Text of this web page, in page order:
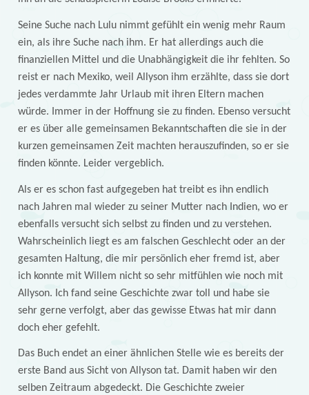
Seine Suche nach Lulu nimmt gefühlt ein wenig mehr Raum
ein, als ihre Suche nach ihm. Er hat allerdings auch die
finanziellen Mittel und die Unabhängigkeit die ihr fehlten. So
reist er nach Mexiko, weil Allyson ihm erzählte, dass sie dort
jedes verdammte Jahr Urlaub mit ihren Eltern machen
würde. Immer in der Hoffnung sie zu finden. Ebenso versucht
er es über alle gemeinsamen Bekanntschaften die sie in der
kurzen gemeinsamen Zeit machten herauszufinden, so er sie
finden könnte. Leider vergeblich.
Als er es schon fast aufgegeben hat treibt es ihn endlich
nach Jahren mal wieder zu seiner Mutter nach Indien, wo er
ebenfalls versucht sich selbst zu finden und zu verstehen.
Wahrscheinlich liegt es am falschen Geschlecht oder an der
gesamten Haltung, die mir persönlich eher fremd ist, aber
ich konnte mit Willem nicht so sehr mitfühlen wie noch mit
Allyson. Ich fand seine Geschichte zwar toll und habe sie
sehr gerne verfolgt, aber das gewisse Etwas hat mir dann
doch eher gefehlt.
Das Buch endet an einer ähnlichen Stelle wie es bereits der
erste Band aus Sicht von Allyson tat. Damit haben wir den
selben Zeitraum abgedeckt. Die Geschichte zweier